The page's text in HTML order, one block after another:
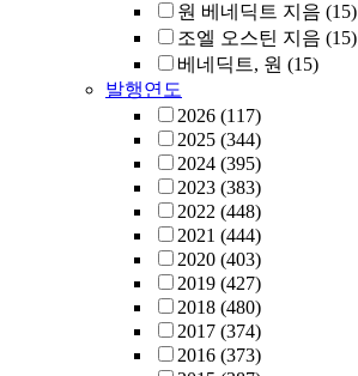
원 베네딕트 지음 (15)
조엘 오스틴 지음 (15)
베네딕트, 원 (15)
발행연도
2026 (117)
2025 (344)
2024 (395)
2023 (383)
2022 (448)
2021 (444)
2020 (403)
2019 (427)
2018 (480)
2017 (374)
2016 (373)